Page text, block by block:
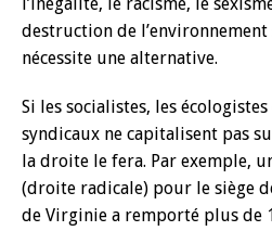
destruction de
nécessite une alternative.
Si les socialistes, les
syndicaux ne capitalisent pas
la droite le fera. Par exemple,
(droite radicale) pour le siège
de Virginie a remporté plus de